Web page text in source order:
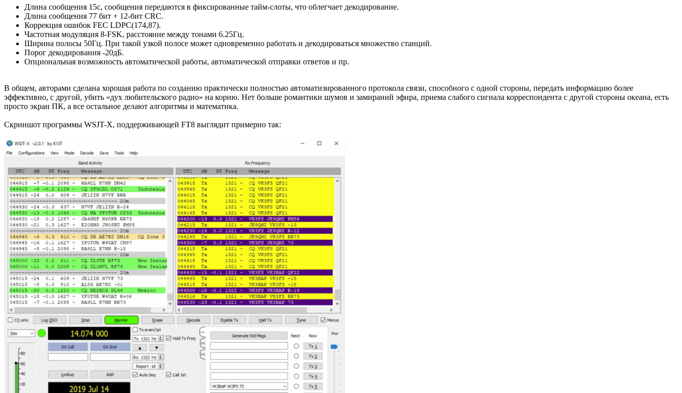
Длина сообщения 15с, сообщения передаются в фиксированные тайм-слоты, что облегчает декодирование.
Длина сообщения 77 бит + 12-бит CRC.
Коррекция ошибок FEC LDPC(174,87).
Частотная модуляция 8-FSK, расстояние между тонами 6.25Гц.
Ширина полосы 50Гц. При такой узкой полосе может одновременно работать и декодироваться множество станций.
Порог декодирования -20дБ.
Опциональная возможность автоматической работы, автоматической отправки ответов и пр.
В общем, авторами сделана хорошая работа по созданию практически полностью автоматизированного протокола связи, способного с одной стороны, передать информацию более
эффективно, с другой, убить «дух любительского радио» на корню. Нет больше романтики шумов и замираний эфира, приема слабого сигнала корреспондента с другой стороны океана, есть
просто экран ПК, а все остальное делают алгоритмы и математика.
Скриншот программы WSJT-X, поддерживающей FT8 выглядит примерно так: